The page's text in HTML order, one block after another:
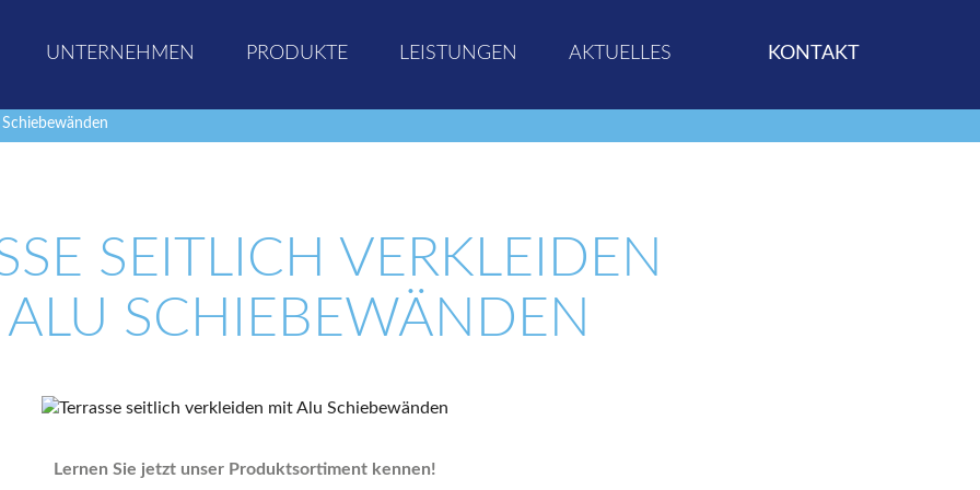
UNTERNEHMEN PRODUKTE LEISTUNGEN AKTUELLES KONTAKT
SEITLICH VERKLEIDEN
SCHIEBEWÄNDEN
Lernen Sie jetzt unser Produktsortiment kennen!